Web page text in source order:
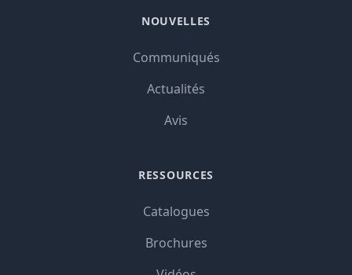
NOUVELLES
Communiqués
Actualités
Avis
RESSOURCES
Catalogues
Brochures